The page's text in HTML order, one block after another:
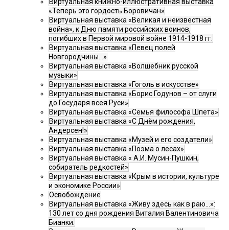
Виртуальная книжно-иллюстративная выставка
«Теперь это гордость Боровичан»
Виртуальная выставка «Великая и неизвестная
война», к Дню памяти российских воинов,
погибших в Первой мировой войне 1914-1918 гг.
Виртуальная выставка «Певец полей
Новгородчины…»
Виртуальная выставка «Волшебник русской
музыки»
Виртуальная выставка «Гоголь в искусстве»
Виртуальная выставка «Борис Годунов – от слуги
до Государя всея Руси»
Виртуальная выставка «Семья философа Шпета»
Виртуальная выставка «С Днём рождения,
Андерсен!»
Виртуальная выставка «Музей и его создатели»
Виртуальная выставка «Поэма о лесах»
Виртуальная выставка « А.И. Мусин-Пушкин,
собиратель редкостей»
Виртуальная выставка «Крым в истории, культуре
и экономике России»
Освобождение
Виртуальная выставка «Живу здесь как в раю…»:
130 лет со дня рождения Виталия Валентиновича
Бианки.